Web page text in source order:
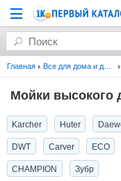
Главная
Мойки высокого
Karcher Huter
DWT Carver ECO
CHAMPION Зубр